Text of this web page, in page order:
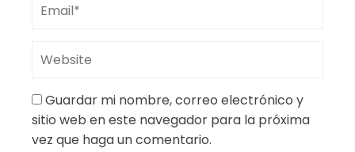
Guardar mi nombre, correo electrónico y
sitio web en este navegador para la próxima
vez que haga un comentario.